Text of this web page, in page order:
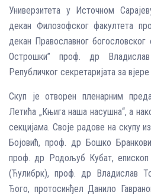
Универзитета у Источном
декан Филозофског факултета
декан Православног богословског
Острошки” проф. др
Републичког секретаријата за
Скуп је отворен пленарним
Летића „Књига наша насушна“, а
секцијама. Своје радове на скупу
Бојовић, проф. др Бошко
проф. др Родољуб Кубат, епископ
(Ћулибрк), проф. др Владислав
Ђого, протосинђел Данило